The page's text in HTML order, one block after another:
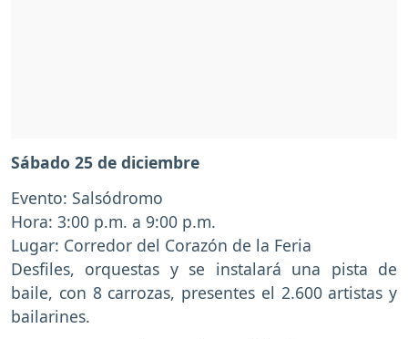
Sábado 25 de diciembre
Evento: Salsódromo
Hora: 3:00 p.m. a 9:00 p.m.
Lugar: Corredor del Corazón de la Feria
Desfiles, orquestas y se instalará una pista de
baile, con 8 carrozas, presentes el 2.600 artistas y
bailarines.